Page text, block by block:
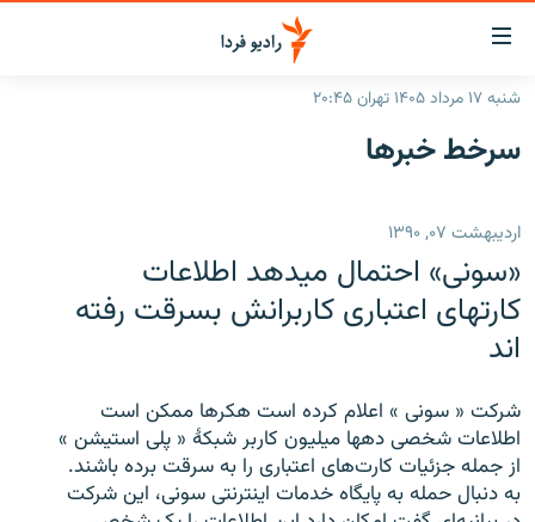
لینک‌های
قابلیت
دسترسی
بازگشت
اصلی
رفتن
به
صفحه
جستجو
ایران
انتخاب کنید و بشنوید
پادکست
چندرسانه‌ای
گزارش‌های ویدئویی
English
به ما بپیوندید
شنبه ۱۷ مرداد ۱۴۰۵ تهران ۲۰:۴۵
سرخط‌ خبرها
اردیبهشت ۰۷, ۱۳۹۰
«سونی» احتمال مید‌هد اطلاعات
کارتهای اعتباری کاربرانش بسرقت رفته
اند
شرکت « سونی » اعلام کرده است هکرها ممکن است
اطلاعات شخصی دهها میلیون کاربر شبکۀ « پلی استیشن »
از جمله جزئیات کارت‌های اعتباری را به سرقت برده باشند.
به دنبال حمله به پایگاه خدمات اینترنتی سونی، این شرکت